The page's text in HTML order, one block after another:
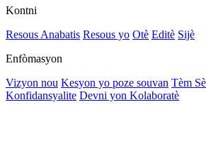
Kontni
Resous Anabatis Resous yo Otè Editè Sijè
Enfòmasyon
Vizyon nou Kesyon yo poze souvan Tèm
Konfidansyalite Devni yon Kolaboratè